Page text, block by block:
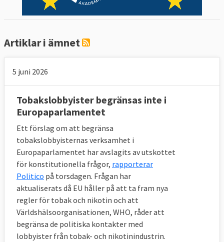
Artiklar i ämnet
5 juni 2026
Tobakslobbyister begränsas inte i
Europaparlamentet
Ett förslag om att begränsa
tobakslobbyisternas verksamhet i
Europaparlamentet har avslagits av utskottet
för konstitutionella frågor, rapporterar
Politico på torsdagen. Frågan har
aktualiserats då EU håller på att ta fram nya
regler för tobak och nikotin och att
Världshälsoorganisationen, WHO, råder att
begränsa de politiska kontakter med
lobbyister från tobak- och nikotinindustrin.